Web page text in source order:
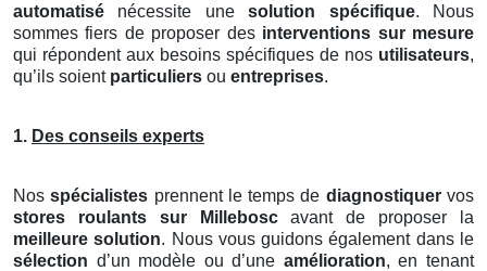
automatisé nécessite unesolution spécifique. Nous
sommes fiers de proposer des interventions sur mesure
qui répondent aux besoins spécifiques de nos utilisateurs,
qu’ils soient particuliers ou entreprises.
1. Des conseils experts
Nosspécialistes prennent le temps de diagnostiquervos
stores roulants
sur Milleboscavant de proposer la
meilleure solution. Nous vous guidons également dans le
sélection d’un modèle ou d’une amélioration, en tenant